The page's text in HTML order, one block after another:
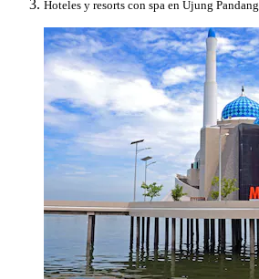
Hoteles y resorts con spa en Ujung Pandang